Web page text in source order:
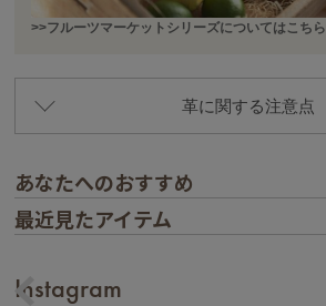
>>フルーツマーケットシリーズについてはこちら
革に関する注意点
あなたへのおすすめ
最近見たアイテム
Instagram